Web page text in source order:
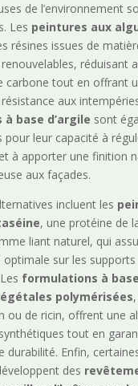
de l’environnement
Les peintures aux
résines issues de
réduisant
carbone tout en offrant
aux
base d’argile sont
pour leur capacité à
à apporter une finition
aux façades.
incluent les
, une protéine de
liant naturel, qui
optimale sur les supports
formulations à base
polymérisées
ou de ricin, offrent une
tout en
durabilité. Enfin,
des